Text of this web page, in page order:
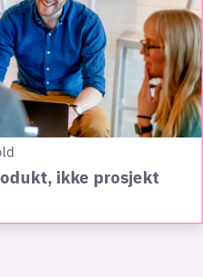
ikke prosjekt